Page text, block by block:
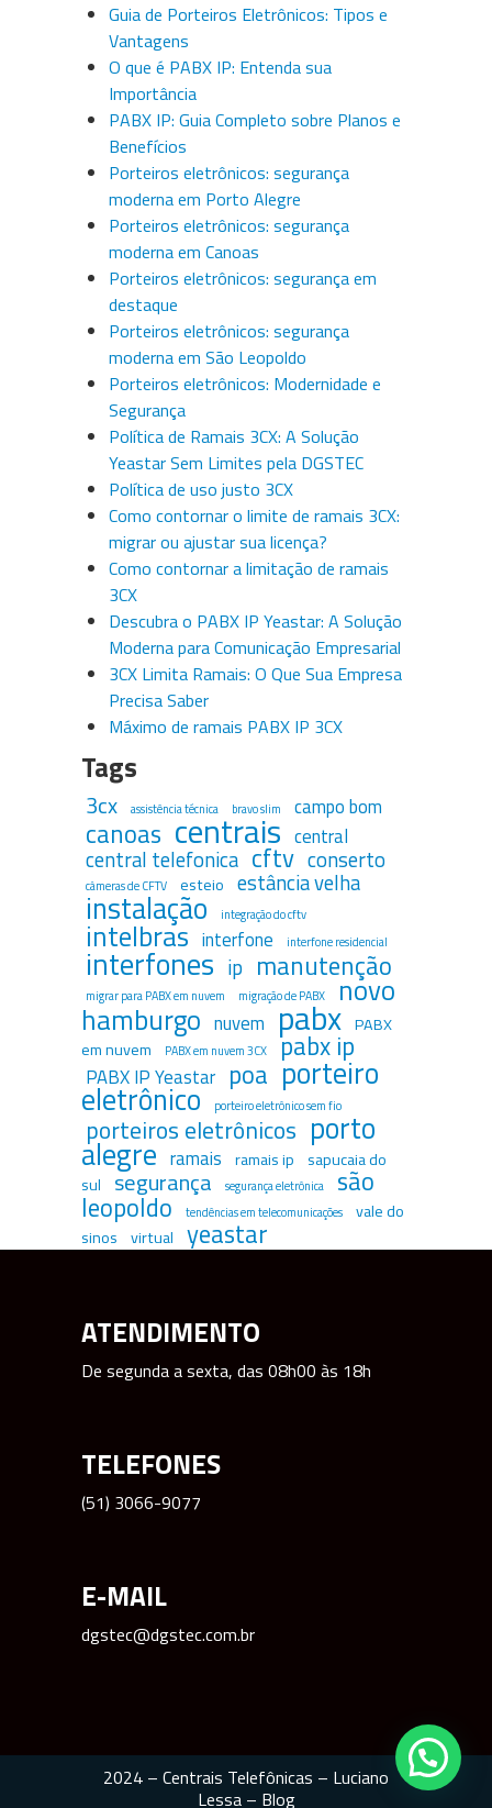
Guia de Porteiros Eletrônicos: Tipos e
Vantagens
O que é PABX IP: Entenda sua
Importância
PABX IP: Guia Completo sobre Planos e
Benefícios
Porteiros eletrônicos: segurança
moderna em Porto Alegre
Porteiros eletrônicos: segurança
moderna em Canoas
Porteiros eletrônicos: segurança em
destaque
Porteiros eletrônicos: segurança
moderna em São Leopoldo
Porteiros eletrônicos: Modernidade e
Segurança
Política de Ramais 3CX: A Solução
Yeastar Sem Limites pela DGSTEC
Política de uso justo 3CX
Como contornar o limite de ramais 3CX:
migrar ou ajustar sua licença?
Como contornar a limitação de ramais
3CX
Descubra o PABX IP Yeastar: A Solução
Moderna para Comunicação Empresarial
3CX Limita Ramais: O Que Sua Empresa
Precisa Saber
Máximo de ramais PABX IP 3CX
Tags
3cx assistência técnica bravo slim campo bom
canoas centrais central
central telefonica cftv conserto
câmeras de CFTV esteio estância velha
instalação integração do cftv
intelbras interfone interfone residencial
interfones ip manutenção
migrar para PABX em nuvem migração de PABX novo
hamburgo nuvem pabx PABX
em nuvem
PABX em nuvem 3CX pabx ip
PABX IP Yeastar poa porteiro
eletrônico porteiro eletrônico sem fio
porteiros eletrônicos porto
alegre ramais ramais ip
sapucaia do
sul
segurança segurança eletrônica são
leopoldo tendências em telecomunicações
vale do
sinos virtual yeastar
ATENDIMENTO
De segunda a sexta, das 08h00 às 18h
TELEFONES
(51) 3066-9077
E-MAIL
dgstec@dgstec.com.br
2024 – Centrais Telefônicas – Luciano
Lessa– Blog